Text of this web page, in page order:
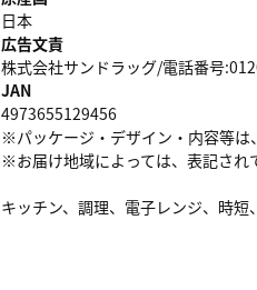
日本
広告文責
株式会社サンドラッグ/電話番号
JAN
4973655129456
※パッケージ・デザイン・内容等は
※お届け地域によっては、表記され
キッチン、調理、電子レンジ、時